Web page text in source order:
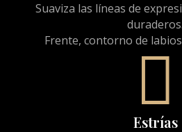
Suaviza las líneas de
duraderos.
Frente, contorno de

Estrías